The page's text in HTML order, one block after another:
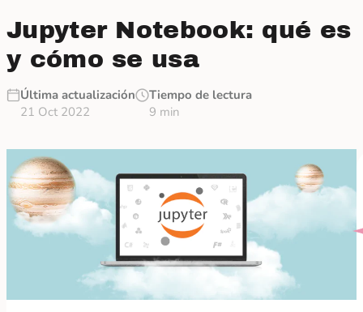
Jupyter Notebook: qué es
y cómo se usa
Última actualización
21 Oct 2022
Tiempo de lectura
9 min